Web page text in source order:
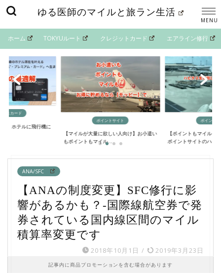
ゆる医師のマイルと旅ラン生活
ホーム TOKYUルート クレジットカード エアライン修行
ポイントサイト
【ポイントもマイルも大量に貯める方法】
ポイントサイトのハ...
マイルの
【最短4日間でANAマ
るニモカルート完...
ANA/SFC
【ANAの制度変更】SFC修行に影
響があるかも？-国際線航空券で発
券されている国内線区間のマイル
積算率変更です
2018年10月1日 / 2019年3月23日
記事内に商品プロモーションを含む場合があります